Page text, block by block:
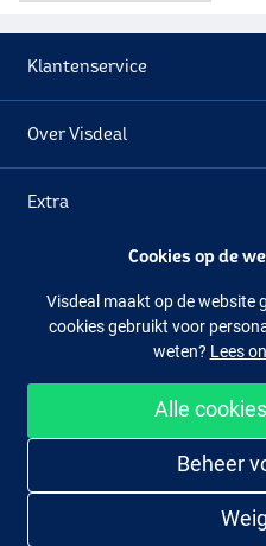
Klantenservice
Over Visdeal
Extra
Facebook
Cookies op de
Visdeal maakt op de website
cookies gebruikt voor
weten? Lees
Alle
Beheer